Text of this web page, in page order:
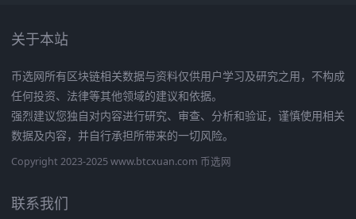
关于本站
币选网所有区块链相关数据与资料仅供用户学习及研究之用，不构成
任何投资、法律等其他领域的建议和依据。
强烈建议您独自对内容进行研究、审查、分析和验证，谨慎使用相关
数据及内容，并自行承担所带来的一切风险。
Copyright 2023-2025 www.btcxuan.com 币选网
联系我们